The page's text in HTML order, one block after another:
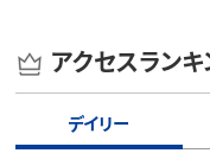
アクセスラン
デイリー